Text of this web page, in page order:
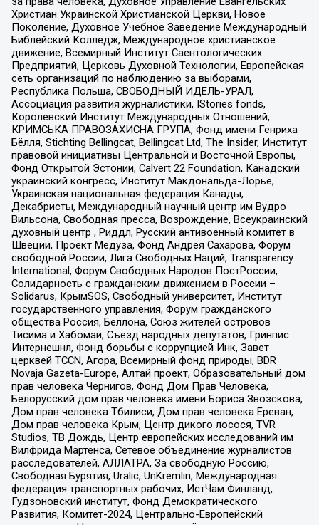
Христиан Украинской Христианской Церкви, Новое
Поколение, Духовное Учебное Заведение Международный
Библейский Колледж, Международное христианское
движение, Всемирный Институт Саентологических
Предприятий, Церковь Духовной Технологии, Европейская
сеть организаций по наблюдению за выборами,
Республика Польша, СВОБОДНЫЙ ИДЕЛЬ-УРАЛ,
Ассоциация развития журналистики, IStories fonds,
Королевский Институт Международных Отношений,
КРИМСЬКА ПРАВОЗАХИСНА ГРУПА, Фонд имени Генриха
Бёлля, Stichting Bellingcat, Bellingcat Ltd, The Insider, Институт
правовой инициативы Центральной и Восточной Европы,
Фонд Открытой Эстонии, Calvert 22 Foundation, Канадский
украинский конгресс, Институт Макдональда-Лорье,
Украинская национальная федерация Канады,
Декабристы, Международный научный центр им Вудро
Вильсона, Свободная пресса, Возрождение, Всеукраинский
духовный центр , Риддл, Русский антивоенный комитет в
Швеции, Проект Медуза, Фонд Андрея Сахарова, Форум
свободной России, Лига Свободных Наций, Transparеncy
International, Форум Свободных Народов ПостРоссии,
Солидарность с гражданским движением в России –
Solidarus, КрымSOS, Свободный университет, Институт
государственного управления, Форум гражданского
общества Россия, Беллона, Союз жителей островов
Тисима и Хабомаи, Съезд народных депутатов, Гринпис
Интернешнл, Фонд борьбы с коррупцией Инк, Завет
церквей TCCN, Агора, Всемирный фонд природы, BDR
Novaja Gazeta-Europe, Алтай проект, Образовательный дом
прав человека Чернигов, Фонд Дом Прав Человека,
Белорусский дом прав человека имени Бориса Звозскова,
Дом прав человека Тбилиси, Дом прав человека Ереван,
Дом прав человека Крым, Центр дикого лосося, TVR
Studios, ТВ Дождь, Центр европейских исследований им
Вилфрида Мартенса, Сетевое объединение журналистов
расследователей, АЛЛАТРА, За свободную Россию,
Свободная Бурятия, Uralic, UnKremlin, Международная
федерация транспортных рабочих, ИстЧам Финланд,
Гудзоновский институт, Фонд Демократического
Развития, Комитет-2024, Центрально-Европейский